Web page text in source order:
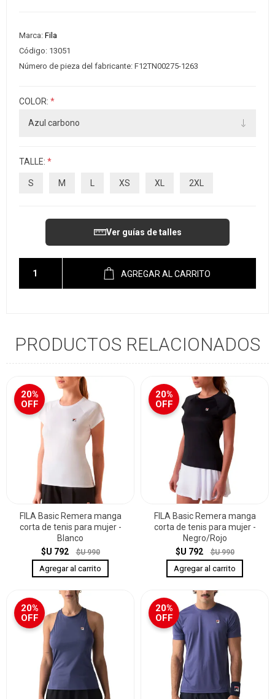
Marca: Fila
Código: 13051
Número de pieza del fabricante: F12TN00275-1263
COLOR: *
TALLE: *
S M L XS XL 2XL
Ver guías de talles
AGREGAR AL CARRITO
PRODUCTOS RELACIONADOS
20%
OFF
FILA Basic Remera manga
corta de tenis para mujer -
Blanco
$U 792
$U 990
20%
OFF
FILA Basic Remera manga
corta de tenis para mujer -
Negro/Rojo
$U 792
$U 990
20%
OFF
20%
OFF